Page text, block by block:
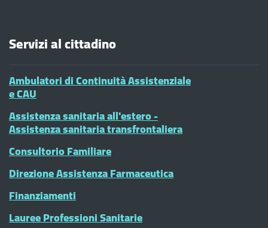
Servizi al cittadino
Ambulatori di Continuità Assistenziale
e CAU
Assistenza sanitaria all'estero -
Assistenza sanitaria transfrontaliera
Consultorio Familiare
Direzione Assistenza Farmaceutica
Finanziamenti
Lauree Professioni Sanitarie